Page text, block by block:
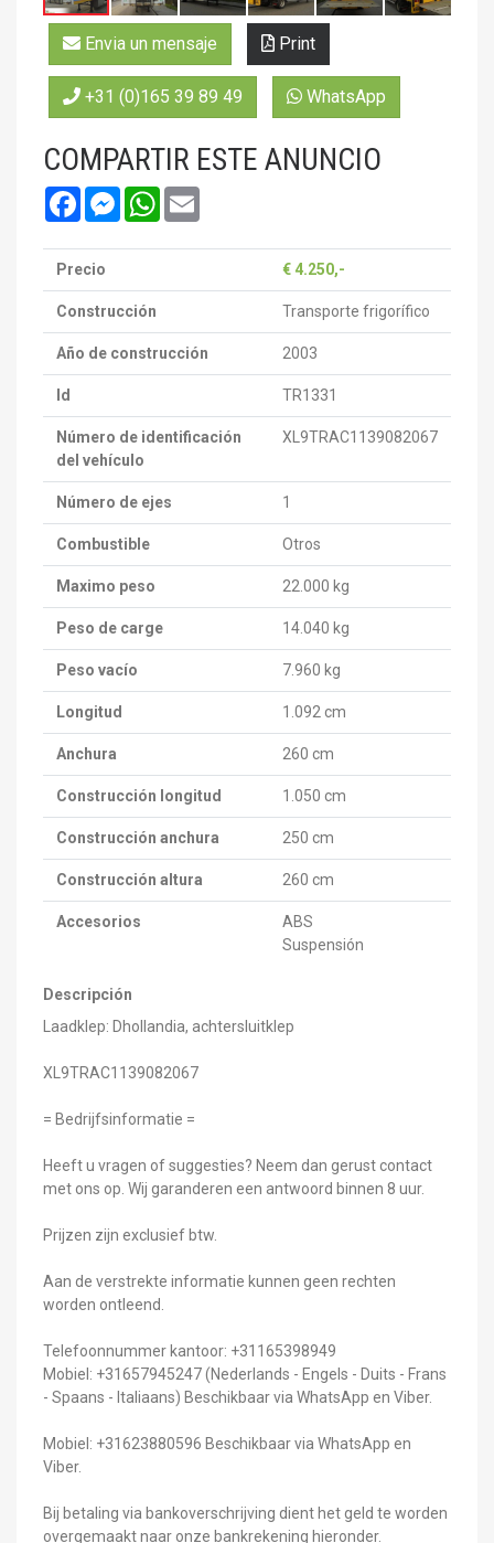
Envia un mensaje Print
+31 (0)165 39 89 49 WhatsApp
COMPARTIR ESTE ANUNCIO
FacebookMessengerWhatsApp
Precio € 4.250,-
Construcción Transporte frigorífico
Año de construcción 2003
Id TR1331
Número de identificación
del vehículo
XL9TRAC1139082067
Número de ejes 1
Combustible Otros
Maximo peso 22.000 kg
Peso de carge 14.040 kg
Peso vacío 7.960 kg
Longitud 1.092 cm
Anchura 260 cm
Construcción longitud 1.050 cm
Construcción anchura 250 cm
Construcción altura 260 cm
Accesorios
ABS
Suspensión
Descripción
Laadklep: Dhollandia, achtersluitklep
XL9TRAC1139082067
= Bedrijfsinformatie =
Heeft u vragen of suggesties? Neem dan gerust contact
met ons op. Wij garanderen een antwoord binnen 8 uur.
Prijzen zijn exclusief btw.
Aan de verstrekte informatie kunnen geen rechten
worden ontleend.
Telefoonnummer kantoor: +31165398949
Mobiel: +31657945247 (Nederlands - Engels - Duits - Frans
- Spaans - Italiaans) Beschikbaar via WhatsApp en Viber.
Mobiel: +31623880596 Beschikbaar via WhatsApp en
Viber.
Bij betaling via bankoverschrijving dient het geld te worden
overgemaakt naar onze bankrekening hieronder.